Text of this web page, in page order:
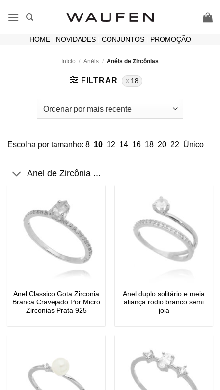
HOME| NOVIDADES| CONJUNTOS| PROMOÇÃO
Início / Anéis / Anéis de Zircônias
FILTRAR 18
Escolha por tamanho: 8 10 12 14 16 18 20 22 Único
Anel de Zircônia ...
Anel Classico Gota Zirconia
Branca Cravejado Por Micro
Zirconias Prata 925
Anel duplo solitário e meia
aliança rodio branco semi
joia